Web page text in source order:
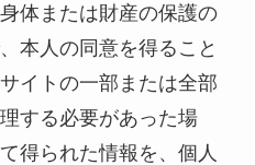
体または財産の保護の
本人の同意を得ること
イトの一部または全部
する必要があった場
得られた情報を、個人